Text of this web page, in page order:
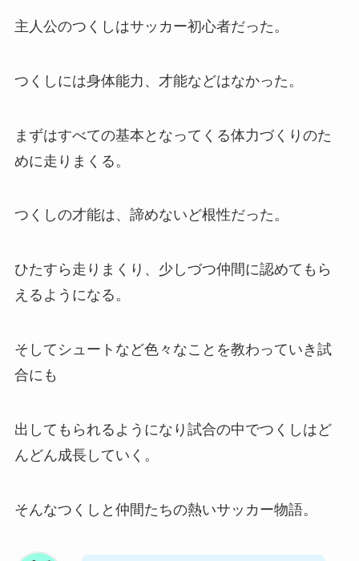
主人公のつくしはサッカー初心者だった。
つくしには身体能力、才能などはなかった。
まずはすべての基本となってくる体力づくりのた
めに走りまくる。
つくしの才能は、諦めないど根性だった。
ひたすら走りまくり、少しづつ仲間に認めてもら
えるようになる。
そしてシュートなど色々なことを教わっていき試
合にも
出してもられるようになり試合の中でつくしはど
んどん成長していく。
そんなつくしと仲間たちの熱いサッカー物語。